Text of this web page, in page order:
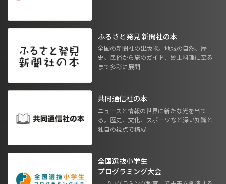
ふるさと発見 新聞社の本
全国の新聞社の出版物。地域の自然、歴
史、民俗から旅のガイド、郷土料理に至る
まで多彩に展開
共同通信社の本
ニュースと情報の世界に新たな光を当て
る。歴史、文化、スポーツなど深い知識と
独自の視点で構成
全国選抜小学生
プログラミング大会